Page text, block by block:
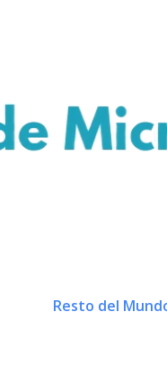
Resto del